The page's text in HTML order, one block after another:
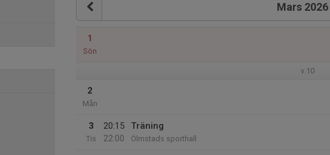
Mars 2026
1
Sön
v.10
2
Mån
3
Tis
20:15
22:00
Träning
Ölmstads sporthall